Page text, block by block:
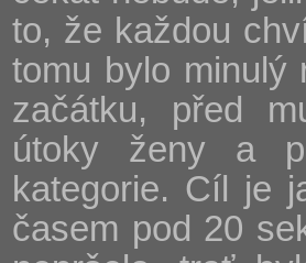
to, že každou
tomu bylo minulý
začátku, před
útoky ženy a
kategorie. Cíl je
časem pod 20